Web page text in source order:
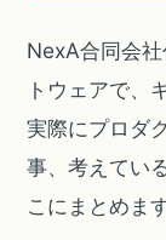
NexA合同会
トウェアで、
実際にプロダ
事、考えてい
こにまとめます